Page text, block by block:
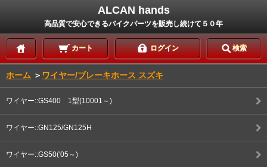
ALCAN hands
高品質で安心できるバイクパーツを販売し続けて５０年
カート ログイン 検索
ホーム ＞ ワイヤー/ブレーキホース スズキ
ワイヤー::GS400 1型(10001～)
ワイヤー::GN125/GN125H
ワイヤー::GS50('05～)